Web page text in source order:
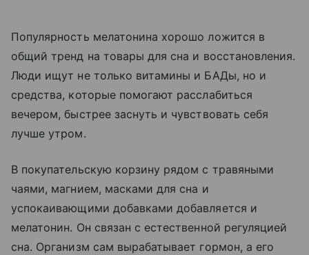
Популярность мелатонина хорошо ложится в
общий тренд на товары для сна и восстановления.
Люди ищут не только витамины и БАДы, но и
средства, которые помогают расслабиться
вечером, быстрее заснуть и чувствовать себя
лучше утром.
В покупательскую корзину рядом с травяными
чаями, магнием, масками для сна и
успокаивающими добавками добавляется и
мелатонин. Он связан с естественной регуляцией
сна. Организм сам вырабатывает гормон, а его